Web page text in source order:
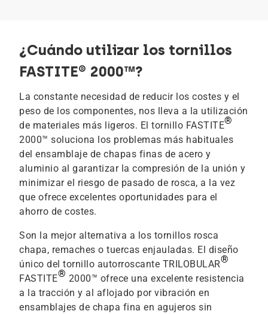
¿Cuándo utilizar los tornillos
FASTITE® 2000™?
La constante necesidad de reducir los costes y el
peso de los componentes, nos lleva a la utilización
de materiales más ligeros. El tornillo FASTITE®
2000™ soluciona los problemas más habituales
del ensamblaje de chapas finas de acero y
aluminio al garantizar la compresión de la unión y
minimizar el riesgo de pasado de rosca, a la vez
que ofrece excelentes oportunidades para el
ahorro de costes.
Son la mejor alternativa a los tornillos rosca
chapa, remaches o tuercas enjauladas. El diseño
único del tornillo autorroscante TRILOBULAR®
FASTITE® 2000™ ofrece una excelente resistencia
a la tracción y al aflojado por vibración en
ensamblajes de chapa fina en agujeros sin